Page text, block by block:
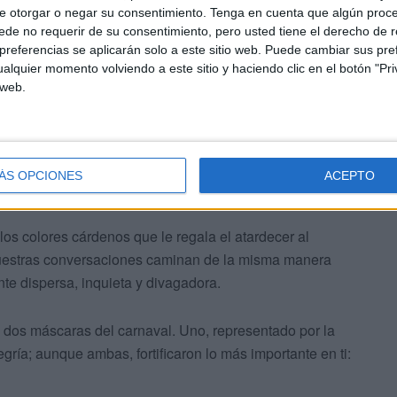
otorgar o negar su consentimiento. Tenga en cuenta que algún
no requerir de su consentimiento, pero usted tiene el derecho de
se aplicarán solo a este sitio web. Puede cambiar sus
momento volviendo a este sitio y haciendo clic en el botón
OPCIONES ACEPTO
del mundo laboral precario durante algún lustro
perseguir el sueño de la educación. Lo lograste, y
Por ello, la humanidad nunca podrá
ya que le has dotado de lo más hermoso, es decir,
de retales tristes en menos tristes hacia lo bello
colores cárdenos que le regala el atardecer al
conversaciones caminan de la misma manera
dispersa, inquieta y divagadora.
máscaras del carnaval. Uno, representado por la
aunque ambas, fortificaron lo más importante en ti: